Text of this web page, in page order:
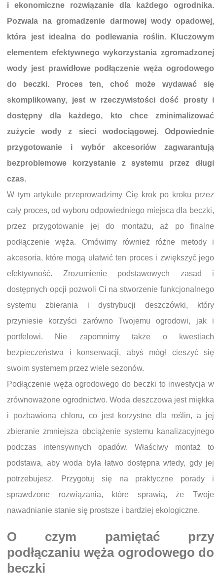
i ekonomiczne rozwiązanie dla każdego ogrodnika.
Pozwala na gromadzenie darmowej wody opadowej,
która jest idealna do podlewania roślin. Kluczowym
elementem efektywnego wykorzystania zgromadzonej
wody jest prawidłowe podłączenie węża ogrodowego
do beczki. Proces ten, choć może wydawać się
skomplikowany, jest w rzeczywistości dość prosty i
dostępny dla każdego, kto chce zminimalizować
zużycie wody z sieci wodociągowej. Odpowiednie
przygotowanie i wybór akcesoriów zagwarantują
bezproblemowe korzystanie z systemu przez długi
czas.
W tym artykule przeprowadzimy Cię krok po kroku przez
cały proces, od wyboru odpowiedniego miejsca dla beczki,
przez przygotowanie jej do montażu, aż po finalne
podłączenie węża. Omówimy również różne metody i
akcesoria, które mogą ułatwić ten proces i zwiększyć jego
efektywność. Zrozumienie podstawowych zasad i
dostępnych opcji pozwoli Ci na stworzenie funkcjonalnego
systemu zbierania i dystrybucji deszczówki, który
przyniesie korzyści zarówno Twojemu ogrodowi, jak i
portfelowi. Nie zapomnimy także o kwestiach
bezpieczeństwa i konserwacji, abyś mógł cieszyć się
swoim systemem przez wiele sezonów.
Podłączenie węża ogrodowego do beczki to inwestycja w
zrównoważone ogrodnictwo. Woda deszczowa jest miękka
i pozbawiona chloru, co jest korzystne dla roślin, a jej
zbieranie zmniejsza obciążenie systemu kanalizacyjnego
podczas intensywnych opadów. Właściwy montaż to
podstawa, aby woda była łatwo dostępna wtedy, gdy jej
potrzebujesz. Przygotuj się na praktyczne porady i
sprawdzone rozwiązania, które sprawią, że Twoje
nawadnianie stanie się prostsze i bardziej ekologiczne.
O czym pamiętać przy
podłączaniu węża ogrodowego do
beczki